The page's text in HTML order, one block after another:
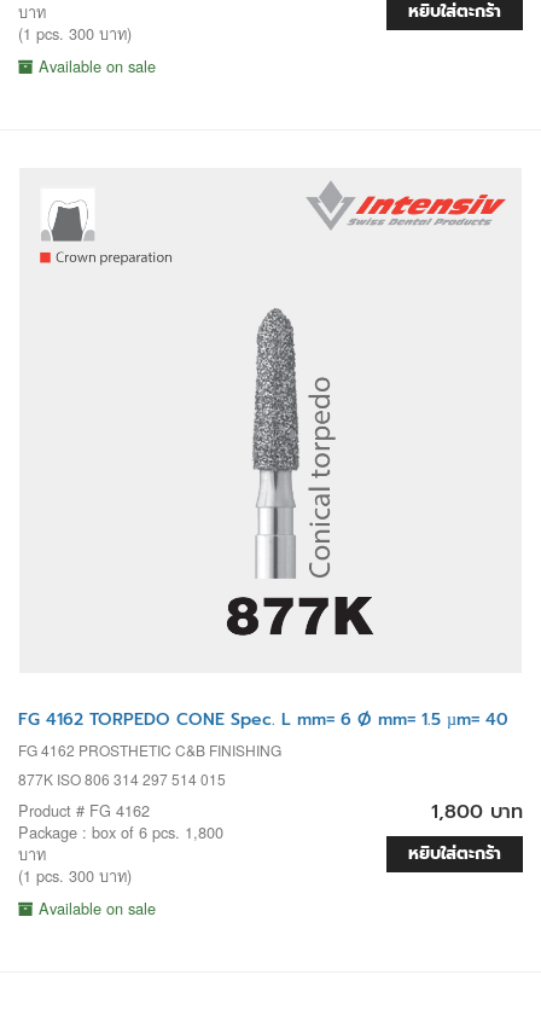
บาท
(1 pcs. 300 บาท)
Available on sale
หยิบใส่ตะกร้า
FG 4162 TORPEDO CONE Spec. L mm= 6 Ø mm= 1.5 µm= 40
FG 4162 PROSTHETIC C&B FINISHING
877K ISO 806 314 297 514 015
Product # FG 4162
Package : box of 6 pcs. 1,800
บาท
(1 pcs. 300 บาท)
Available on sale
1,800 บาท
หยิบใส่ตะกร้า